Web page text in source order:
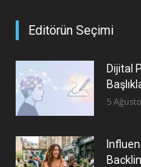
Editörün Seçimi
Dijital
5